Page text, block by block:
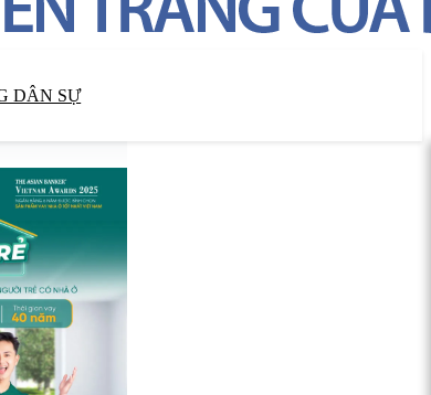
DÂN SỰ